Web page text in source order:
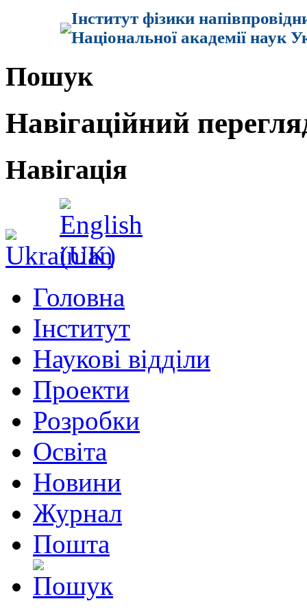
Інститут фізики
Національної академії наук
Пошук
Навігаційний
Навігація
Головна
Інститут
Наукові відділи
Проекти
Розробки
Освіта
Новини
Журнал
Пошта